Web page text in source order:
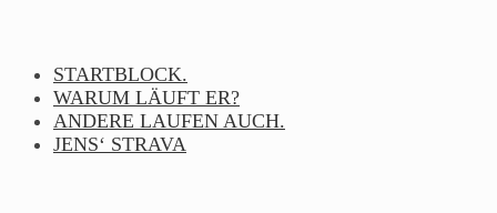
contentSTARTBLOCK.
WARUM LÄUFT ER?
ANDERE LAUFEN AUCH.
JENS‘ STRAVA